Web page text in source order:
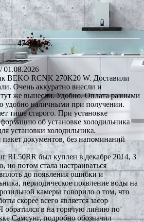
47460руб.
01.08.2026
BEKO RCNK 270K20 W. Доставили
Очень аккуратно внесли и
же вынесли. Удобно. Оплата разными
удобно наличными при получении.
тише старого. При установке
об установке холодильника
установки холодильника.
документов, без напоминаний
RL50RR был куплен в декабре 2014, 3
но потом стала настраиваться
до появления ошибки и
периодическое появление воды на
камеры говорило о том, что
скорее всего является засор
обратился в на горячую линию по
Самсунг, подробно обозначил